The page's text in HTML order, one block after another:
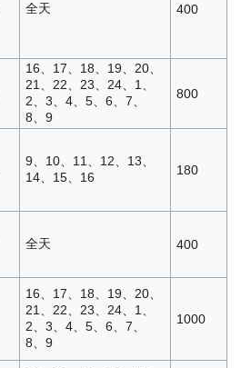
全天 400
16、17、18、19、20、
21、22、23、24、1、
2、3、4、5、6、7、
8、9
800
9、10、11、12、13、
14、15、16
180
全天 400
16、17、18、19、20、
21、22、23、24、1、
2、3、4、5、6、7、
8、9
1000